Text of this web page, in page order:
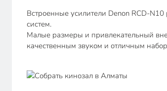
Встроенные усилители Denon RCD-
систем.
Малые размеры и привлекательный
качественным звуком и отличным